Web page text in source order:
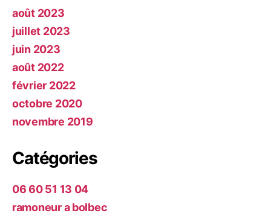
août 2023
juillet 2023
juin 2023
août 2022
février 2022
octobre 2020
novembre 2019
Catégories
06 60 51 13 04
ramoneur a bolbec